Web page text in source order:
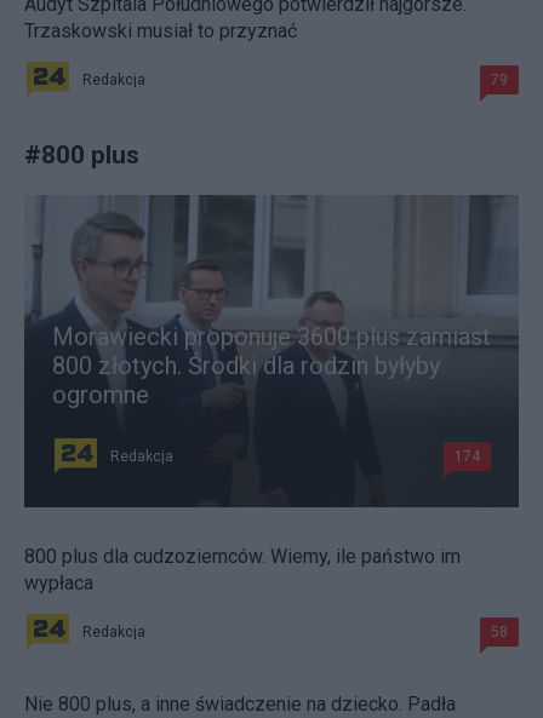
Trzaskowski musiał to przyznać
Redakcja 79
#800 plus
Morawiecki proponuje 3600 plus zamiast
800 złotych. Środki dla rodzin byłyby
ogromne
Redakcja 174
800 plus dla cudzoziemców. Wiemy, ile państwo im
wypłaca
Redakcja 58
Nie 800 plus, a inne świadczenie na dziecko. Padła